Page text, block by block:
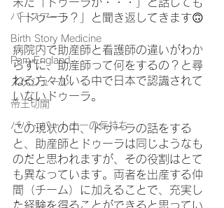
バースアート
Birth Story Medicine
Pam England
スケジュール
帝王切開
パパ・パートナーの気持ち
「ドゥーラ？」と聞き返してきます🙃
病院内で助産師と看護師の違いがわか
らずに、助産師って何をするの？と尋
ねる方々がいる中で日本で認識されて
いないドゥーラ。
この現状の中、ドゥーラの話をする
と、助産師とドゥーラは同じようなも
のだと思われますが、その役割はとて
も異なっています。両者を出産する仲
間（チーム）に加えることで、充実し
た経験を得ることができると思ってい